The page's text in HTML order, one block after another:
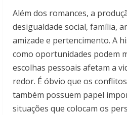
Além dos romances, a
desigualdade social, família,
amizade e pertencimento. A
como oportunidades podem
escolhas pessoais afetam a
redor. É óbvio que os
também possuem papel
situações que colocam os